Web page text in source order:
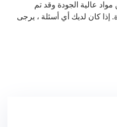
عالية الجودة وقد تم
إذا كان لديك أي أسئلة ، يرجى